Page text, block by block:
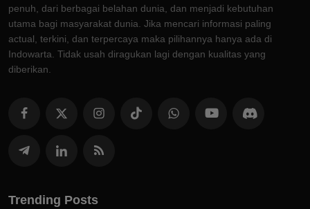
penuh, dari berbagai belahan dunia, dan menjadi kebutuhan
utama bagi masyarakat dunia. Jika mencari informasi paling
actual, terkini, dan terpercaya maka pilihannya hanya ada di
Indowarta. Tidak usah diragukan lagi dengan kualitas yang
diberikan.
Trending Posts